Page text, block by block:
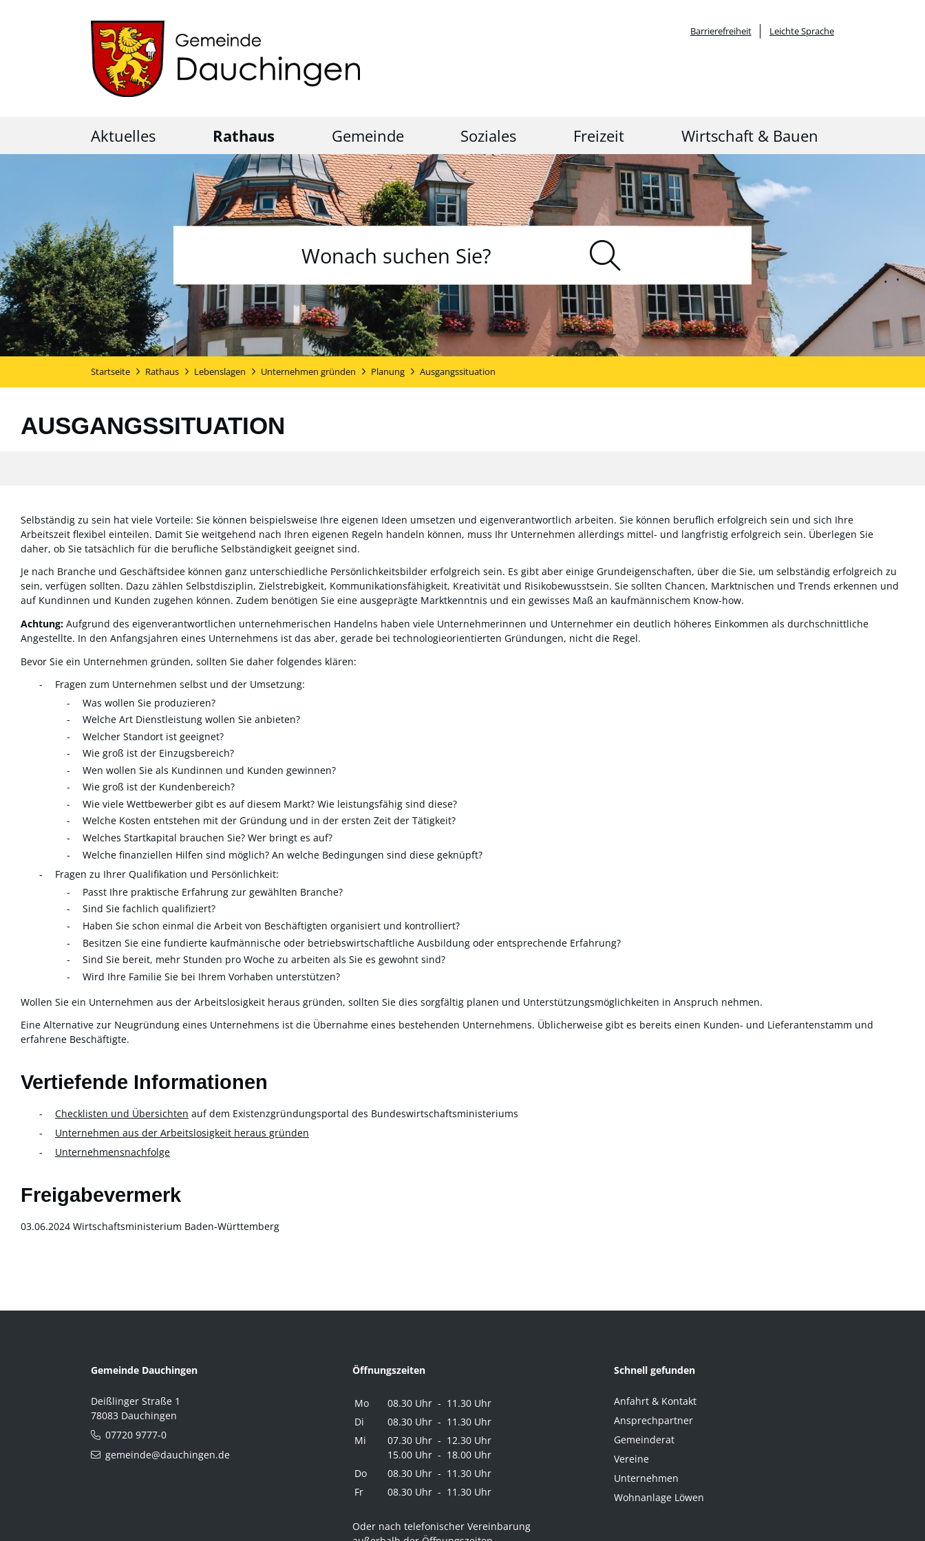
Barrierefreiheit Leichte Sprache
Aktuelles Rathaus Gemeinde Soziales Freizeit Wirtschaft & Bauen
Startseite Rathaus Lebenslagen Unternehmen gründen Planung Ausgangssituation
AUSGANGSSITUATION
Selbständig zu sein hat viele Vorteile: Sie können beispielsweise Ihre eigenen Ideen umsetzen und eigenverantwortlich arbeiten. Sie können beruflich erfolgreich sein und sich Ihre
Arbeitszeit flexibel einteilen. Damit Sie weitgehend nach Ihren eigenen Regeln handeln können, muss Ihr Unternehmen allerdings mittel- und langfristig erfolgreich sein. Überlegen Sie
daher, ob Sie tatsächlich für die berufliche Selbständigkeit geeignet sind.
Je nach Branche und Geschäftsidee können ganz unterschiedliche Persönlichkeitsbilder erfolgreich sein. Es gibt aber einige Grundeigenschaften, über die Sie, um selbständig erfolgreich zu
sein, verfügen sollten. Dazu zählen Selbstdisziplin, Zielstrebigkeit, Kommunikationsfähigkeit, Kreativität und Risikobewusstsein. Sie sollten Chancen, Marktnischen und Trends erkennen und
auf Kundinnen und Kunden zugehen können. Zudem benötigen Sie eine ausgeprägte Marktkenntnis und ein gewisses Maß an kaufmännischem Know-how.
Achtung: Aufgrund des eigenverantwortlichen unternehmerischen Handelns haben viele Unternehmerinnen und Unternehmer ein deutlich höheres Einkommen als durchschnittliche
Angestellte. In den Anfangsjahren eines Unternehmens ist das aber, gerade bei technologieorientierten Gründungen, nicht die Regel.
Bevor Sie ein Unternehmen gründen, sollten Sie daher folgendes klären:
Fragen zum Unternehmen selbst und der Umsetzung:
Was wollen Sie produzieren?
Welche Art Dienstleistung wollen Sie anbieten?
Welcher Standort ist geeignet?
Wie groß ist der Einzugsbereich?
Wen wollen Sie als Kundinnen und Kunden gewinnen?
Wie groß ist der Kundenbereich?
Wie viele Wettbewerber gibt es auf diesem Markt? Wie leistungsfähig sind diese?
Welche Kosten entstehen mit der Gründung und in der ersten Zeit der Tätigkeit?
Welches Startkapital brauchen Sie? Wer bringt es auf?
Welche finanziellen Hilfen sind möglich? An welche Bedingungen sind diese geknüpft?
Fragen zu Ihrer Qualifikation und Persönlichkeit:
Passt Ihre praktische Erfahrung zur gewählten Branche?
Sind Sie fachlich qualifiziert?
Haben Sie schon einmal die Arbeit von Beschäftigten organisiert und kontrolliert?
Besitzen Sie eine fundierte kaufmännische oder betriebswirtschaftliche Ausbildung oder entsprechende Erfahrung?
Sind Sie bereit, mehr Stunden pro Woche zu arbeiten als Sie es gewohnt sind?
Wird Ihre Familie Sie bei Ihrem Vorhaben unterstützen?
Wollen Sie ein Unternehmen aus der Arbeitslosigkeit heraus gründen, sollten Sie dies sorgfältig planen und Unterstützungsmöglichkeiten in Anspruch nehmen.
Eine Alternative zur Neugründung eines Unternehmens ist die Übernahme eines bestehenden Unternehmens. Üblicherweise gibt es bereits einen Kunden- und Lieferantenstamm und
erfahrene Beschäftigte.
Vertiefende Informationen
Checklisten und Übersichten auf dem Existenzgründungsportal des Bundeswirtschaftsministeriums
Unternehmen aus der Arbeitslosigkeit heraus gründen
Unternehmensnachfolge
Freigabevermerk
03.06.2024 Wirtschaftsministerium Baden-Württemberg
Gemeinde Dauchingen
Deißlinger Straße 1
78083 Dauchingen
07720 9777-0
gemeinde@dauchingen.de
Öffnungszeiten
Mo
08.30 Uhr - 11.30 Uhr
Di
08.30 Uhr - 11.30 Uhr
Mi
07.30 Uhr - 12.30 Uhr
15.00 Uhr - 18.00 Uhr
Do
08.30 Uhr - 11.30 Uhr
Fr
08.30 Uhr - 11.30 Uhr
Oder nach telefonischer Vereinbarung
Schnell gefunden
Anfahrt & Kontakt
Ansprechpartner
Gemeinderat
Vereine
Unternehmen
Wohnanlage Löwen